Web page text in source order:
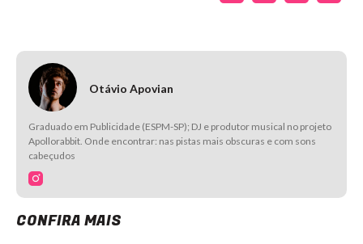
Otávio Apovian
Graduado em Publicidade (ESPM-SP); DJ e produtor musical no projeto
Apollorabbit. Onde encontrar: nas pistas mais obscuras e com sons
cabeçudos
CONFIRA MAIS